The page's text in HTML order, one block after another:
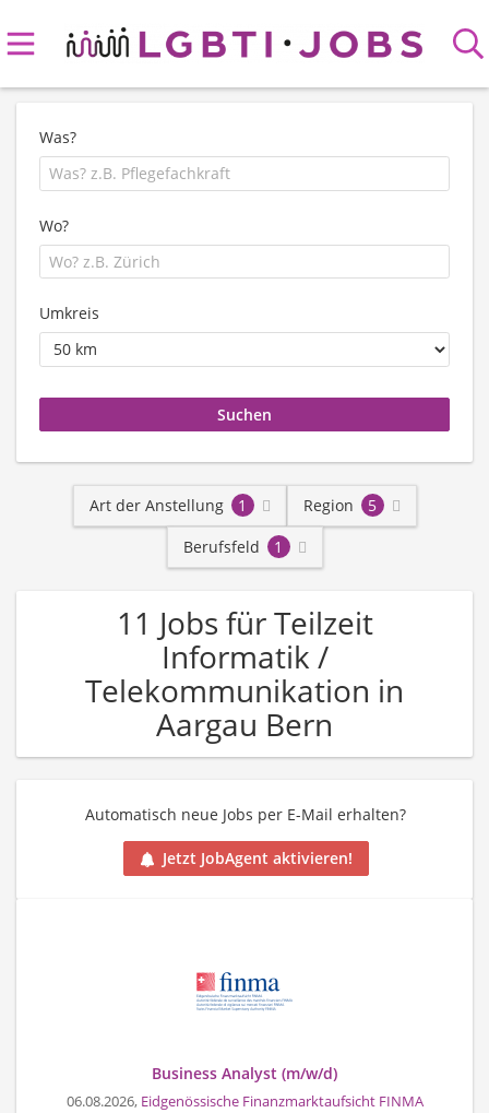
Was?
Wo?
Umkreis
Art der Anstellung 1 Region
5
Berufsfeld
1
11 Jobs für Teilzeit
Informatik /
Telekommunikation in
Aargau Bern
Automatisch neue Jobs per E-Mail erhalten?
Jetzt JobAgent aktivieren!
Business Analyst (m/w/d)
06.08.2026, Eidgenössische Finanzmarktaufsicht FINMA